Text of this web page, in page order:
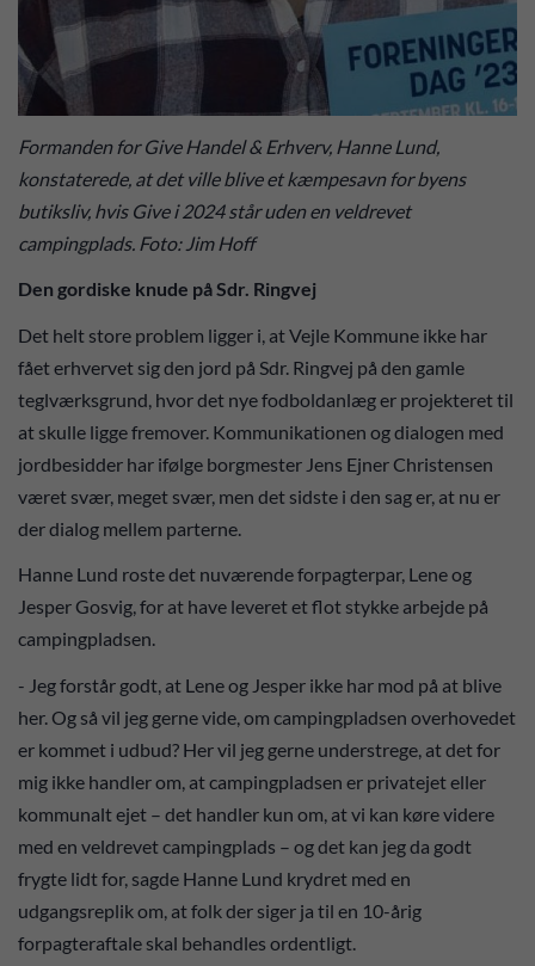
Formanden for Give Handel & Erhverv, Hanne Lund,
konstaterede, at det ville blive et kæmpesavn for byens
butiksliv, hvis Give i 2024 står uden en veldrevet
campingplads. Foto: Jim Hoff
Den gordiske knude på Sdr. Ringvej
Det helt store problem ligger i, at Vejle Kommune ikke har
fået erhvervet sig den jord på Sdr. Ringvej på den gamle
teglværksgrund, hvor det nye fodboldanlæg er projekteret til
at skulle ligge fremover. Kommunikationen og dialogen med
jordbesidder har ifølge borgmester Jens Ejner Christensen
været svær, meget svær, men det sidste i den sag er, at nu er
der dialog mellem parterne.
Hanne Lund roste det nuværende forpagterpar, Lene og
Jesper Gosvig, for at have leveret et flot stykke arbejde på
campingpladsen.
- Jeg forstår godt, at Lene og Jesper ikke har mod på at blive
her. Og så vil jeg gerne vide, om campingpladsen overhovedet
er kommet i udbud? Her vil jeg gerne understrege, at det for
mig ikke handler om, at campingpladsen er privatejet eller
kommunalt ejet – det handler kun om, at vi kan køre videre
med en veldrevet campingplads – og det kan jeg da godt
frygte lidt for, sagde Hanne Lund krydret med en
udgangsreplik om, at folk der siger ja til en 10-årig
forpagteraftale skal behandles ordentligt.